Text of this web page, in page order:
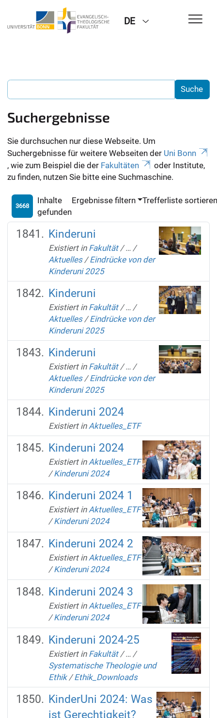
DE
Suchergebnisse
Sie durchsuchen nur diese Webseite. Um
Suchergebnisse für weitere Webseiten der Uni Bonn
, wie zum Beispiel die der Fakultäten
oder Institute,
zu finden, nutzen Sie bitte eine Suchmaschine.
3668
Inhalte
gefunden
Ergebnisse filtern Trefferliste
Kinderuni
Existiert in Fakultät /… /
Aktuelles /Eindrücke von der
Kinderuni 2025
Kinderuni
Existiert in Fakultät /… /
Aktuelles /Eindrücke von der
Kinderuni 2025
Kinderuni
Existiert in Fakultät /… /
Aktuelles /Eindrücke von der
Kinderuni 2025
Kinderuni 2024
Existiert in Aktuelles_ETF
Kinderuni 2024
Existiert in Aktuelles_ETF
/Kinderuni 2024
Kinderuni 2024 1
Existiert in Aktuelles_ETF
/Kinderuni 2024
Kinderuni 2024 2
Existiert in Aktuelles_ETF
/Kinderuni 2024
Kinderuni 2024 3
Existiert in Aktuelles_ETF
/Kinderuni 2024
Kinderuni 2024-25
Existiert in Fakultät /… /
Systematische Theologie und
Ethik /Ethik_Downloads
KinderUni 2024: Was
ist Gerechtigkeit?